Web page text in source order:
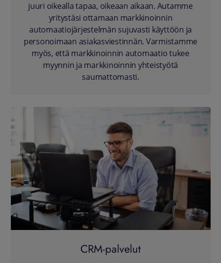
juuri oikealla tapaa, oikeaan aikaan. Autamme
yritystäsi ottamaan markkinoinnin
automaatiojärjestelmän sujuvasti käyttöön ja
personoimaan asiakasviestinnän. Varmistamme
myös, että markkinoinnin automaatio tukee
myynnin ja markkinoinnin yhteistyötä
saumattomasti.
CRM-palvelut